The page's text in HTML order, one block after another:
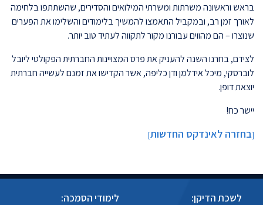
בראש וראשונה משרתות ומשרתי המילואים והסדירים, שהשתתפו בלחימה
לאורך זמן רב, ובמקביל התאמצו להמשיך בלימודים והשלימו את הפערים
שנוצרו – הם מהווים עבורנו מקור לתקווה לעתיד טוב יותר.
לצידם, בחרנו השנה להעניק את פרס המצויינות החברתית הפקולטי ליובל
לוברסקי, מיכל אידלמן ודן כליפה, אשר הקדישו את זמנם לעשייה חברתית
יוצאת דופן.
יישר כח!
[בחזרה לאינדקס החדשות]
לשכת הדיקן: לימודי הסמכה: